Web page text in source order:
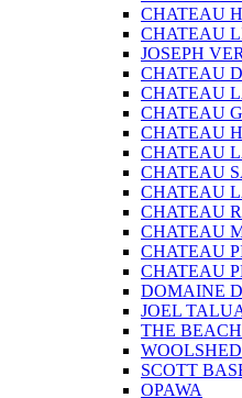
CHATEAU
CHATEAU
JOSEPH
CHATEAU
CHATEAU
CHATEAU
CHATEAU
CHATEAU
CHATEAU
CHATEAU
CHATEAU
CHATEAU
CHATEAU
CHATEAU
DOMAINE
JOEL
THE
WOOLSHED
SCOTT
OPAWA